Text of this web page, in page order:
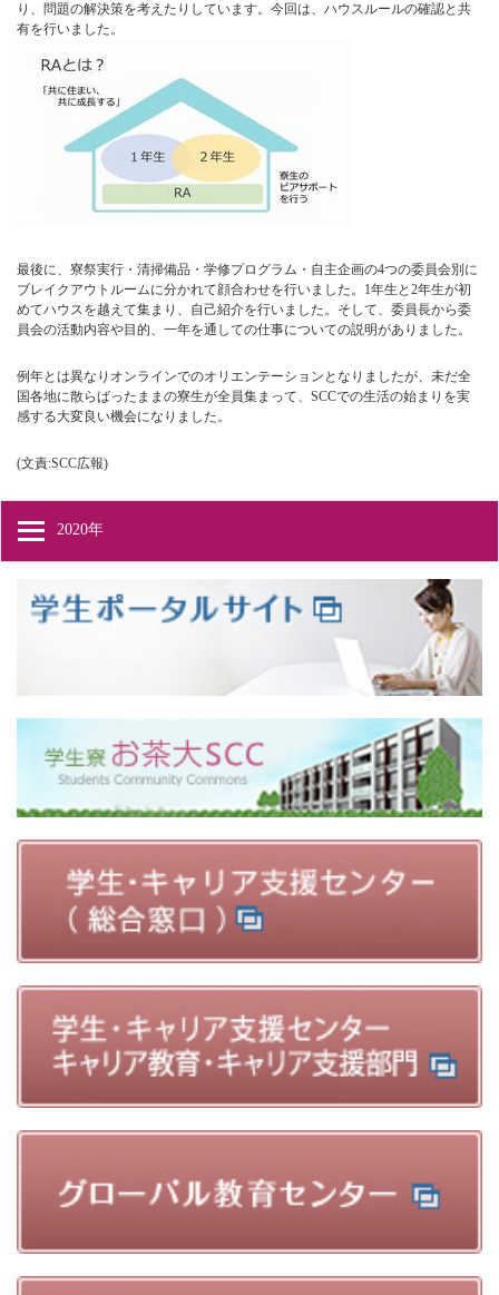
り、問題の解決策を考えたりしています。今回は、ハウスルールの確認と共
有を行いました。
最後に、寮祭実行・清掃備品・学修プログラム・自主企画の4つの委員会別に
ブレイクアウトルームに分かれて顔合わせを行いました。1年生と2年生が初
めてハウスを越えて集まり、自己紹介を行いました。そして、委員長から委
員会の活動内容や目的、一年を通しての仕事についての説明がありました。
例年とは異なりオンラインでのオリエンテーションとなりましたが、未だ全
国各地に散らばったままの寮生が全員集まって、SCCでの生活の始まりを実
感する大変良い機会になりました。
(文責:SCC広報)
2020年